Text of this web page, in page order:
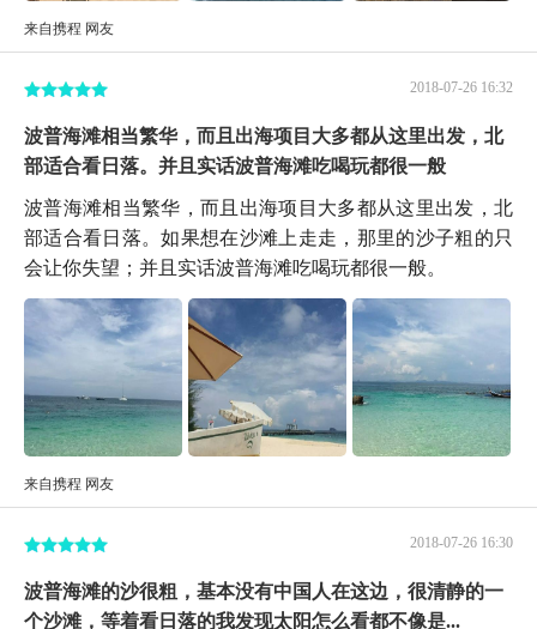
来自携程 网友
2018-07-26 16:32
波普海滩相当繁华，而且出海项目大多都从这里出发，北
部适合看日落。并且实话波普海滩吃喝玩都很一般
波普海滩相当繁华，而且出海项目大多都从这里出发，北
部适合看日落。如果想在沙滩上走走，那里的沙子粗的只
会让你失望；并且实话波普海滩吃喝玩都很一般。
来自携程 网友
2018-07-26 16:30
波普海滩的沙很粗，基本没有中国人在这边，很清静的一
个沙滩，等着看日落的我发现太阳怎么看都不像是...